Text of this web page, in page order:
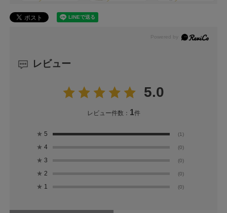
レビュー
5.0
レビュー件数： 1件
★ 5 (1)
★ 4 (0)
★ 3 (0)
★ 2 (0)
★ 1 (0)